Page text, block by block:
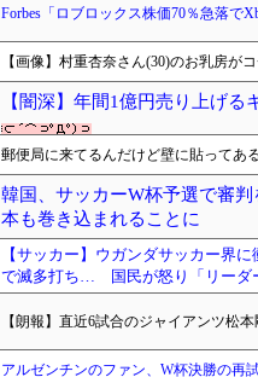
Forbes「ロブロックス株価70％急落で
【画像】村重杏奈さん(30)のお乳房が
【闇深】年間1億円売り上げる
郵便局に来てるんだけど壁に貼ってあ
韓国、サッカーW杯予選で審
本も巻き込まれることに
【サッカー】ウガンダサッカー
で滅多打ち… 国民が怒り「リーダ
【朗報】直近6試合のジャイアンツ松
アルゼンチンのファン、W杯決勝の再